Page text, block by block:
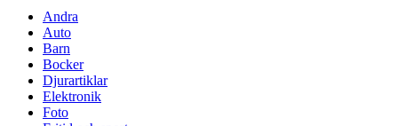
Andra
Auto
Barn
Bocker
Djurartiklar
Elektronik
Foto